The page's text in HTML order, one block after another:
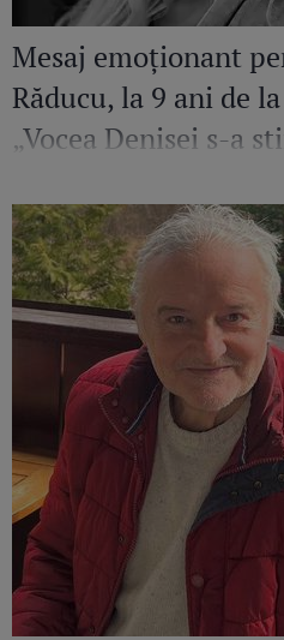
Mesaj emoționant
Răducu, la 9 ani de
„Vocea Denisei s-a